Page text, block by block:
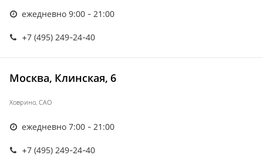
ежедневно 9:00 - 21:00
+7 (495) 249-24-40
Москва, Клинская, 6
Ховрино, САО
ежедневно 7:00 - 21:00
+7 (495) 249-24-40